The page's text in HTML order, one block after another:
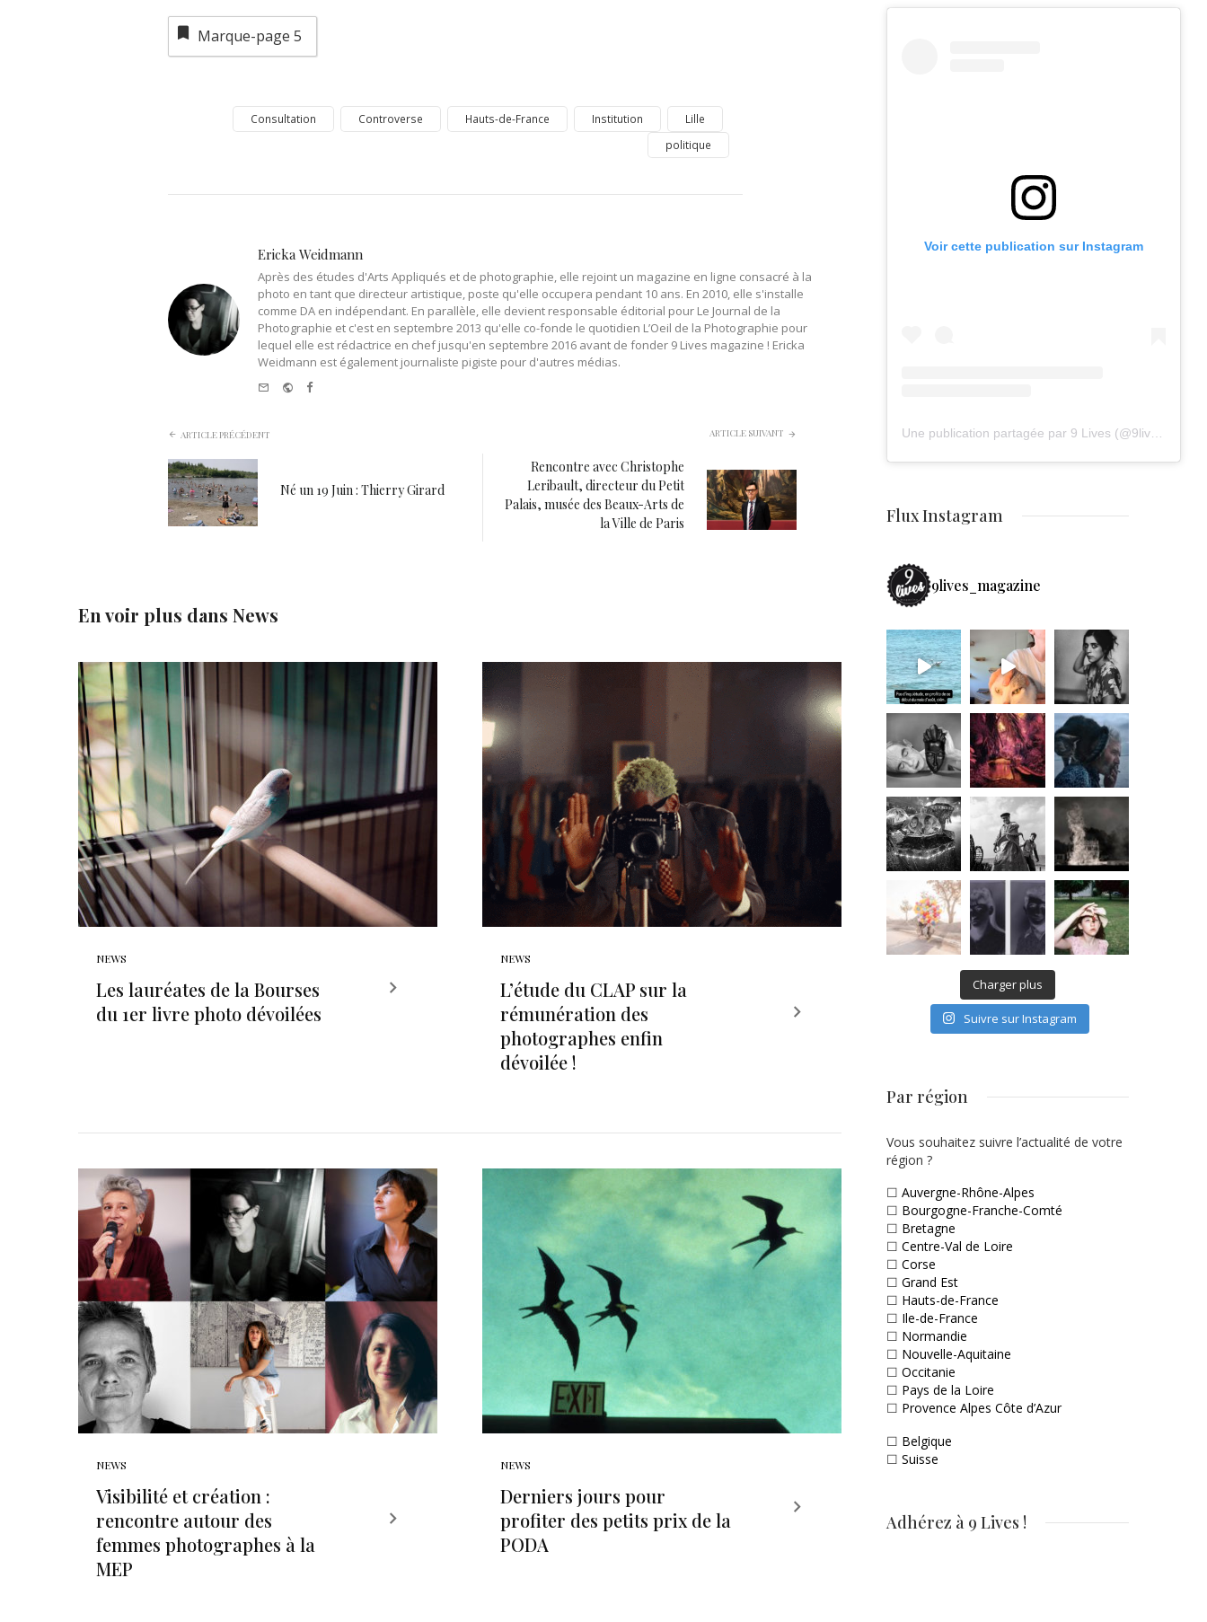
Marque-page 5
Consultation Controverse Hauts-de-France Institution
Lille
politique
Ericka Weidmann
Après des études d'Arts Appliqués et de photographie, elle rejoint un magazine en ligne consacré à la
photo en tant que directeur artistique, poste qu'elle occupera pendant 10 ans. En 2010, elle s'installe
comme DA en indépendant. En parallèle, elle devient responsable éditorial pour Le Journal de la
Photographie et c'est en septembre 2013 qu'elle co-fonde le quotidien L’Oeil de la Photographie pour
lequel elle est rédactrice en chef jusqu'en septembre 2016 avant de fonder 9 Lives magazine ! Ericka
Weidmann est également journaliste pigiste pour d'autres médias.
Website
Facebook
ARTICLE PRÉCÉDENT
Né un 19 Juin : Thierry Girard
ARTICLE SUIVANT
Rencontre avec Christophe
Leribault, directeur du Petit
Palais, musée des Beaux-Arts de
la Ville de Paris
En voir plus dans News
NEWS
Les lauréates de la Bourses
du 1er livre photo dévoilées
NEWS
L’étude du CLAP sur la
rémunération des
photographes enfin
dévoilée !
NEWS
Visibilité et création :
rencontre autour des
femmes photographes à la
MEP
NEWS
Derniers jours pour
profiter des petits prix de la
PODA
Voir cette publication sur Instagram
Flux Instagram
9lives_magazine
Charger plus
Suivre sur Instagram
Par région
Vous souhaitez suivre l’actualité de votre
région ?
☐ Auvergne-Rhône-Alpes
☐ Bourgogne-Franche-Comté
☐ Bretagne
☐ Centre-Val de Loire
☐ Corse
☐ Grand Est
☐ Hauts-de-France
☐ Ile-de-France
☐ Normandie
☐ Nouvelle-Aquitaine
☐ Occitanie
☐ Pays de la Loire
☐ Provence Alpes Côte d’Azur
☐ Belgique
☐ Suisse
Adhérez à 9 Lives !